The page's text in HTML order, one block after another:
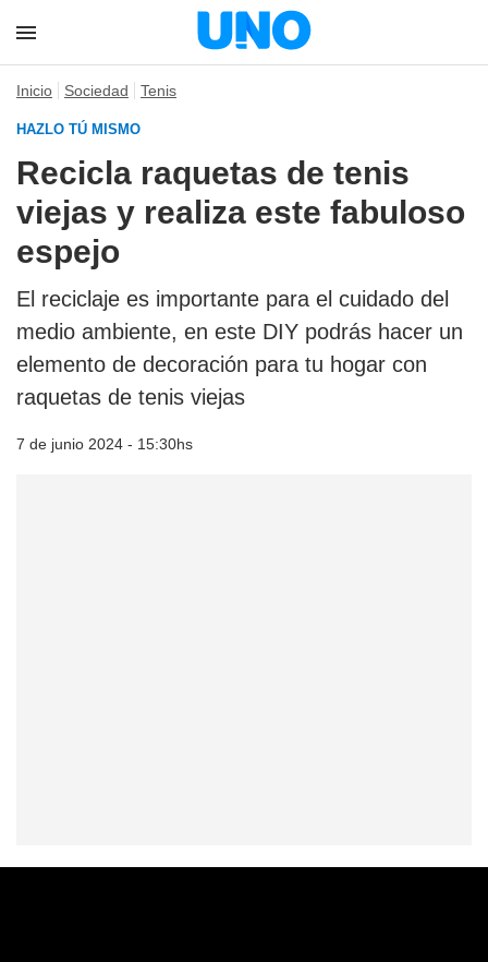
Inicio Sociedad Tenis
HAZLO TÚ MISMO
Recicla raquetas de tenis
viejas y realiza este fabuloso
espejo
El reciclaje es importante para el cuidado del
medio ambiente, en este DIY podrás hacer un
elemento de decoración para tu hogar con
raquetas de tenis viejas
7 de junio 2024 - 15:30hs